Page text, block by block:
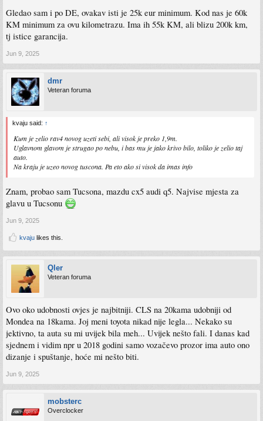
Gledao sam i po DE, ovakav isti je 25k eur minimum. Kod nas je 60k
KM minimum za ovu kilometrazu. Ima ih 55k KM, ali blizu 200k km,
tj istice garancija.
Jun 9, 2025
dmr
Veteran foruma
kvaju said: ↑
Kum je zelio rav4 novog uzeti sebi, ali visok je preko 1,9m.
Uglavnom glavom je strugao po nebu, i bas mu je jako krivo bilo, toliko je zelio taj
auto.
Na kraju je uzeo novog tuscona. Pa eto ako si visok da imas info
Znam, probao sam Tucsona, mazdu cx5 audi q5. Najvise mjesta za
glavu u Tucsonu
Jun 9, 2025
kvaju likes this.
Qler
Veteran foruma
Ovo oko udobnosti ovjes je najbitniji. CLS na 20kama udobniji od
Mondea na 18kama. Joj meni toyota nikad nije legla... Nekako su
jektivno, ta auta su mi uvijek bila meh... Uvijek nešto fali. I danas kad
sjednem i vidim npr u 2018 godini samo vozačevo prozor ima auto ono
dizanje i spuštanje, hoće mi nešto biti.
Jun 9, 2025
mobsterc
Overclocker